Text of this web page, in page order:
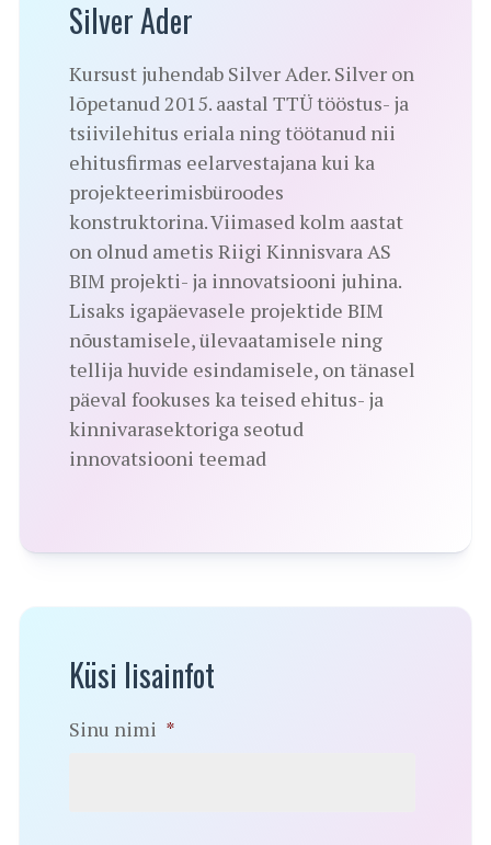
Silver Ader
Kursust juhendab Silver Ader. Silver on
lõpetanud 2015. aastal TTÜ tööstus- ja
tsiivilehitus eriala ning töötanud nii
ehitusfirmas eelarvestajana kui ka
projekteerimisbüroodes
konstruktorina. Viimased kolm aastat
on olnud ametis Riigi Kinnisvara AS
BIM projekti- ja innovatsiooni juhina.
Lisaks igapäevasele projektide BIM
nõustamisele, ülevaatamisele ning
tellija huvide esindamisele, on tänasel
päeval fookuses ka teised ehitus- ja
kinnivarasektoriga seotud
innovatsiooni teemad
Küsi lisainfot
Sinu nimi *